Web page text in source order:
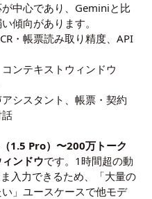
中心であり、Geminiと比
傾向があります。
・帳票読み取り精度、API
ンテキストウィンドウ
シスタント、帳票・契約
1.5 Pro）〜200万トーク
ンドウです。1時間超の動
入力できるため、「大量の
」ユースケースで他モデ